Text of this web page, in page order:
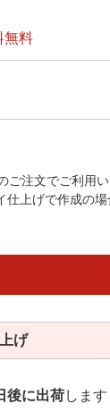
無料
注文でご利用い
上げで作成の
げ
後に出荷します